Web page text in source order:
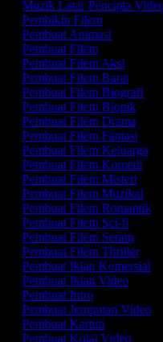
Muzik Latar Pencipta Video
Pembikin Filem
Pembuat Animasi
Pembuat Filem
Pembuat Filem Aksi
Pembuat Filem Barat
Pembuat Filem Biografi
Pembuat Filem Biopik
Pembuat Filem Drama
Pembuat Filem Fantasi
Pembuat Filem Keluarga
Pembuat Filem Komedi
Pembuat Filem Misteri
Pembuat Filem Muzikal
Pembuat Filem Romantik
Pembuat Filem Sci-fi
Pembuat Filem Seram
Pembuat Filem Thriller
Pembuat Iklan Komersial
Pembuat Iklan Video
Pembuat Intro
Pembuat Jemputan Video
Pembuat Kartun
Pembuat Kolaj Video